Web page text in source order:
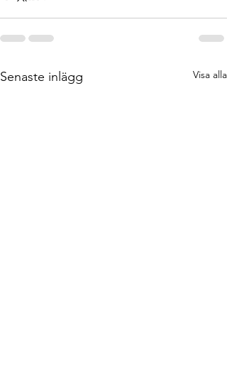
Senaste inlägg Visa alla